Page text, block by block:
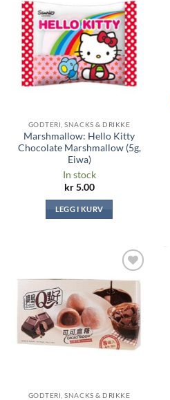
Legg til i
ønskeliste
GODTERI, SNACKS & DRIKKE
Marshmallow: Hello Kitty
Chocolate Marshmallow (5g,
Eiwa)
In stock
kr5.00
LEGG I KURV
Legg til i
ønskeliste
GODTERI, SNACKS & DRIKKE